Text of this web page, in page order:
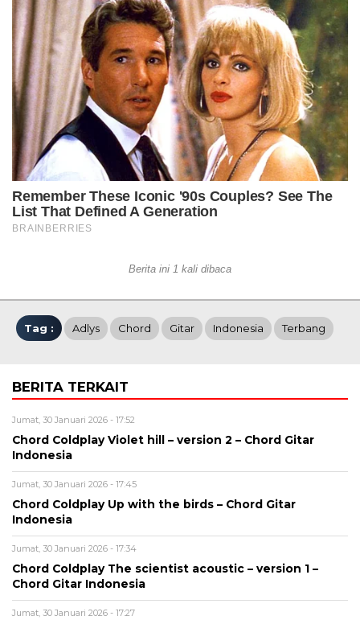
Berita ini 1 kali dibaca
Tag : Adlys Chord Gitar Indonesia Terbang
BERITA TERKAIT
Jumat, 30 Januari 2026 - 17:52
Chord Coldplay Violet hill – version 2 – Chord Gitar
Indonesia
Jumat, 30 Januari 2026 - 17:45
Chord Coldplay Up with the birds – Chord Gitar
Indonesia
Jumat, 30 Januari 2026 - 17:34
Chord Coldplay The scientist acoustic – version 1 –
Chord Gitar Indonesia
Jumat, 30 Januari 2026 - 17:27